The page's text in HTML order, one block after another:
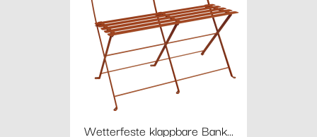
Wetterfeste klappbare Bank...